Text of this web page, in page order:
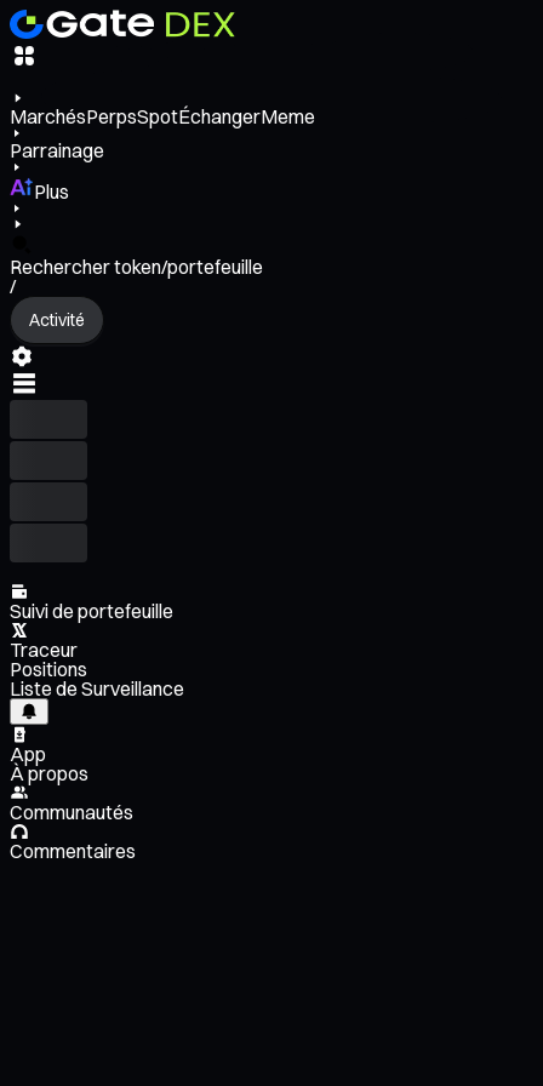
MarchésPerpsSpotÉchangerMeme
Parrainage
Plus
Rechercher token/portefeuille
/
Activité
Suivi de portefeuille
Traceur
Positions
Liste de Surveillance
App
À propos
Communautés
Commentaires